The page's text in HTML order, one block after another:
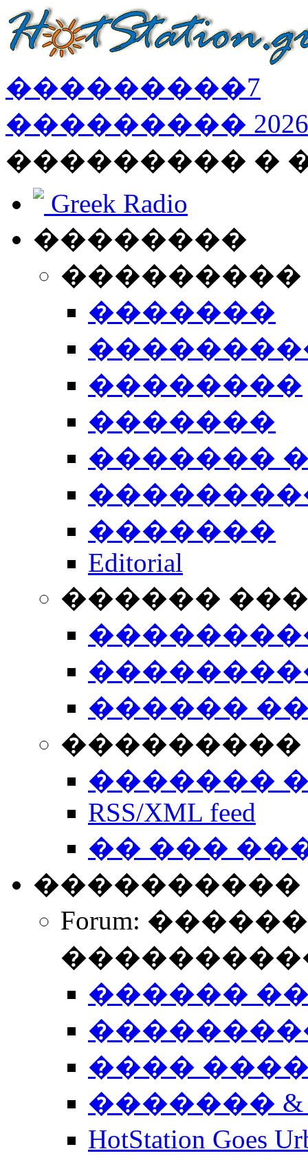
���������7
��������� 2026
��������� �
Greek Radio
��������
�������
��������
�������
�������
�������
Editorial
������
������
���������
�������
RSS/XML feed
�� ���
����������
Forum:
������
����
�������
HotStation